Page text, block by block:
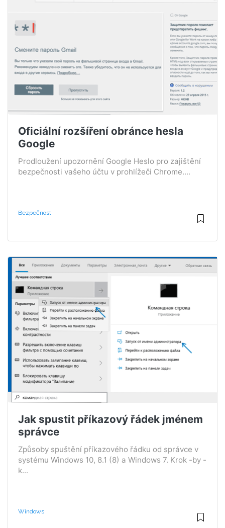
Oficiální rozšíření obránce hesla
Google
Prodloužení upozornění Google Heslo pro zajištění
bezpečnosti vašeho účtu v prohlížeči Chrome....
Bezpečnost
Jak spustit příkazový řádek jménem
správce
Způsoby spuštění příkazového řádku od správce v
systému Windows 10, 8.1 (8) a Windows 7. Krok -by -
k...
Windows